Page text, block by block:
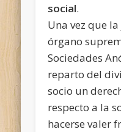
social.
Una vez que
órgano
Sociedades
reparto del
socio un
respecto a la
hacerse valer